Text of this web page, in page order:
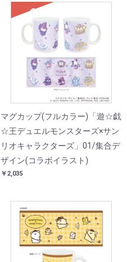
SOLD
マグカップ(フルカラー)「遊☆戯
☆王デュエルモンスターズ×サン
リオキャラクターズ」01/集合デ
ザイン(コラボイラスト)
￥2,035